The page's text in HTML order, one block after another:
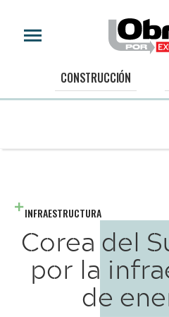
CONSTRUCCIÓN
INFRAESTRUCTURA
Corea del
por la
de